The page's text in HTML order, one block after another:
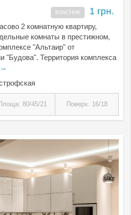
ВЛАСНИК 1 грн.
2 комнатную квартиру,
комнаты в престижном,
"Альтаир" от
"Будова". Территория комплекса
→
80/45/21 Поверх: 16/18